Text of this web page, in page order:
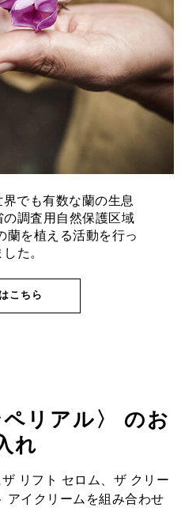
界でも有数な蘭の生息
調査用自然保護区域
蘭を植える活動を行っ
た。
こちら
ペリアル〉 のお
れ
リフト セロム、ザ クリー
アイクリームを組み合わせ